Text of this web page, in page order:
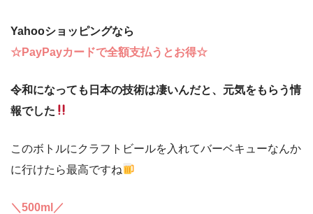
Yahooショッピングなら
☆PayPayカードで全額支払うとお得☆
令和になっても日本の技術は凄いんだと、元気をもらう情
報でした
このボトルにクラフトビールを入れてバーベキューなんか
に行けたら最高ですね
＼500ml／